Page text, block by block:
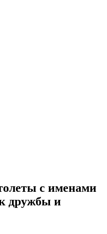
с именами
дружбы и